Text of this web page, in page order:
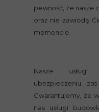
pewność, że nasze
oraz nie zawiodą
momencie.
Nasze usługi
ubezpieczeniu,
Gwarantujemy, że
nas usługi